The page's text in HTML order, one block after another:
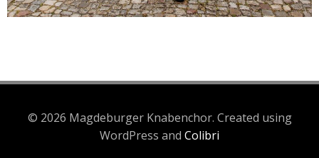
© 2026 Magdeburger Knabenchor. Created using
WordPress and Colibri